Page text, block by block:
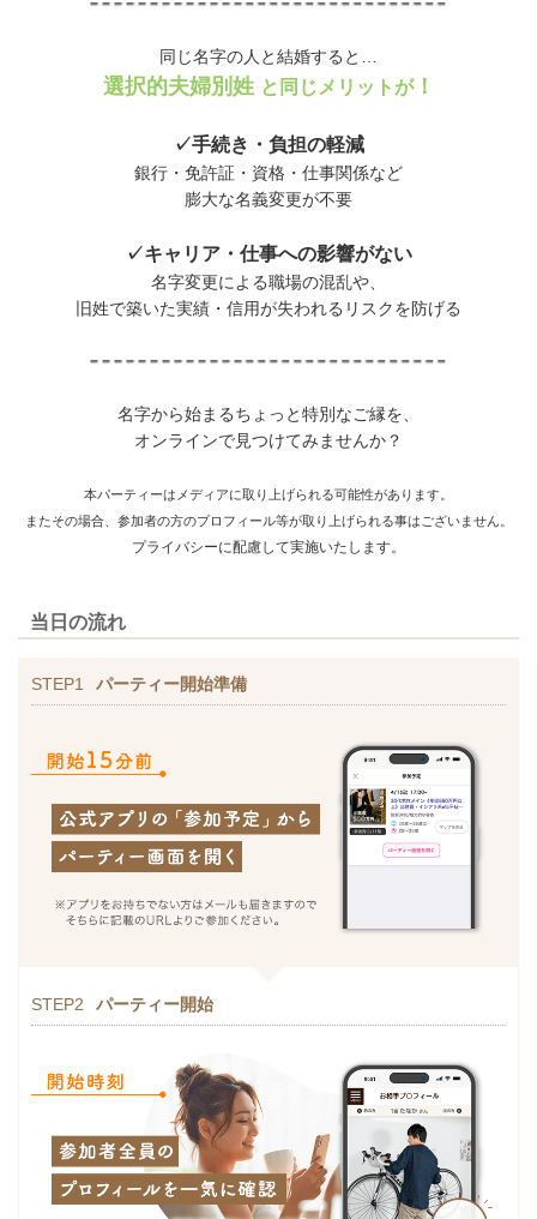
同じ名字の人と結婚すると…
選択的夫婦別姓 と同じメリットが！
✓手続き・負担の軽減
銀行・免許証・資格・仕事関係など
膨大な名義変更が不要
✓キャリア・仕事への影響がない
名字変更による職場の混乱や、
旧姓で築いた実績・信用が失われるリスクを防げる
名字から始まるちょっと特別なご縁を、
オンラインで見つけてみませんか？
本パーティーはメディアに取り上げられる可能性があります。
またその場合、参加者の方のプロフィール等が取り上げられる事はございません。
プライバシーに配慮して実施いたします。
当日の流れ
STEP1 パーティー開始準備
STEP2 パーティー開始